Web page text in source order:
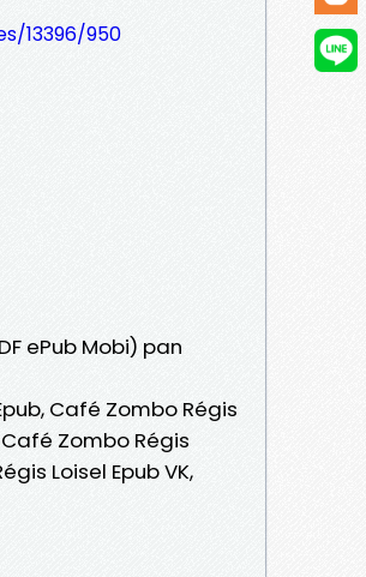
13396/950
ePub Mobi) pan
Café Zombo Régis
Zombo Régis
Loisel Epub VK,